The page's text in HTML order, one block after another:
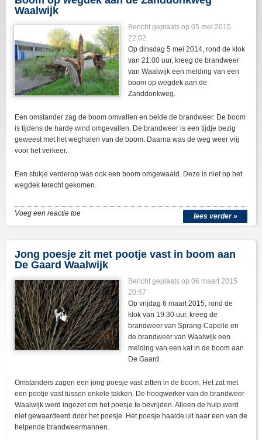
Waalwijk
Bericht geplaats op 05 mei 2015
22:02
Op dinsdag 5 mei 2014, rond de klok
van 21:00 uur, kreeg de brandweer
van Waalwijk een melding van een
boom op wegdek aan de
Zanddonkweg.
Een omstander zag de boom omvallen en belde de brandweer. De boom
is tijdens de harde wind omgevallen. De brandweer is een tijdje bezig
geweest met het weghalen van de boom. Daarna was de weg weer vrij
voor het verkeer.
Een stukje verderop was ook een boom omgewaaid. Deze is niet op het
wegdek terecht gekomen.
lees verder »
Voeg een reactie toe
Jong poesje zit met pootje vast in boom aan
De Gaard Waalwijk
Bericht geplaats op 06 maart 2015
20:57
Op vrijdag 6 maart 2015, rond de
klok van 19:30 uur, kreeg de
brandweer van Sprang-Capelle en
de brandweer van Waalwijk een
melding van een kat in de boom aan
De Gaard.
Omstanders zagen een jong poesje vast zitten in de boom. Het zat met
een pootje vast tussen enkele takken. De hoogwerker van de brandweer
Waalwijk werd ingezet om het poesje te bevrijden. Alleen de hulp werd
niet gewaardeerd door het poesje. Het poesje haalde uit naar een van de
helpende brandweermannen.